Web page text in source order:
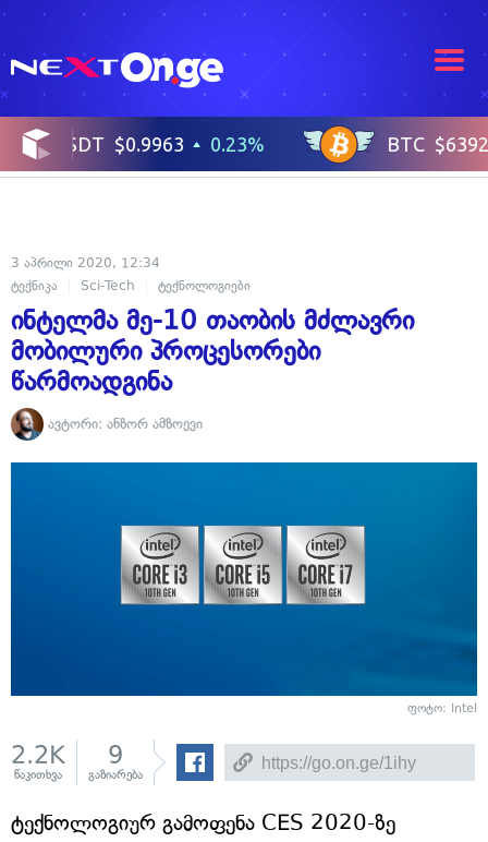
3 აპრილი 2020, 12:34
ტექნიკა
Sci-Tech ტექნოლოგიები
ინტელმა მე-10 თაობის მძლავრი
მობილური პროცესორები
წარმოადგინა
ავტორი: ანზორ ამზოევი
ფოტო: Intel
2.2K
წაკითხვა
9
გაზიარება
ტექნოლოგიურ გამოფენა CES 2020-ზე